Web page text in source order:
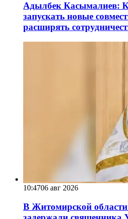
Адылбек Касымалиев:
запускать новые
расширять
10:4706 авг 2026
В Житомирской